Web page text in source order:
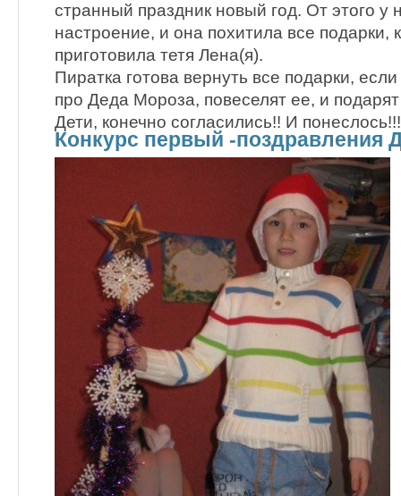
странный праздник новый год. От этого у
настроение, и она похитила все подарки,
приготовила тетя Лена(я).
Пиратка готова вернуть все подарки,
про Деда Мороза, повеселят ее, и
Дети, конечно согласились!! И
Конкурс первый -поздравления